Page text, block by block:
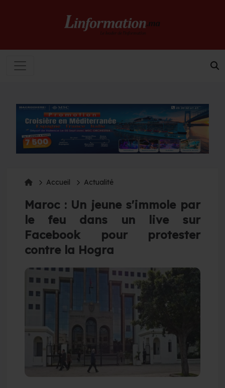
Accueil Actualité
Maroc : Un jeune s'immole par
le feu dans un live sur
Facebook pour protester
contre la Hogra